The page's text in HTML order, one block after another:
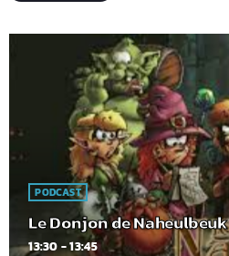
PODCAST
Le Donjon de Naheulbeuk
13:30 - 13:45